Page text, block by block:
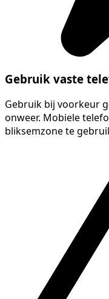
Gebruik vaste
Gebruik bij voorkeur
onweer. Mobiele
bliksemzone te